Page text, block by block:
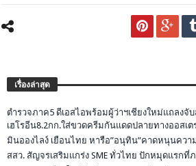
เรื่องล่าสุด
ตำรวจภาค5 ดีเอสไอพร้อมผู้ว่าฯเชียงใหม่แถลงจับ
เฮโรอีน8.2กก.ใส่ขวดครีมกันแดดปลายทางออสเต
มินอองไลง์ เยือนไทย หารือ”อนุทิน”คาดหนุนคว
สสว. สัญจรเสริมแกร่ง SME ทั่วไทย ปักหมุดแรกที่